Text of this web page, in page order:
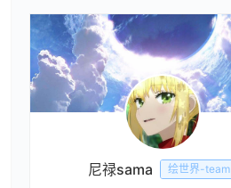
尼禄sama 绘世界-team